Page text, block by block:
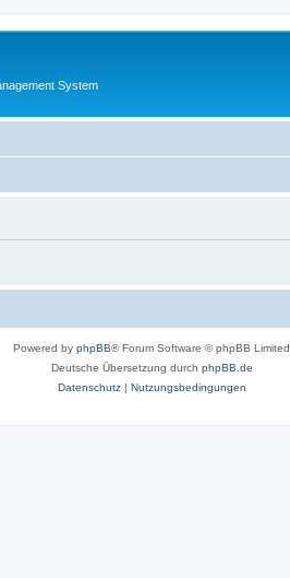
System
Powered by phpBB® Forum Software © phpBB Limited
Deutsche Übersetzung durch phpBB.de
Datenschutz| Nutzungsbedingungen